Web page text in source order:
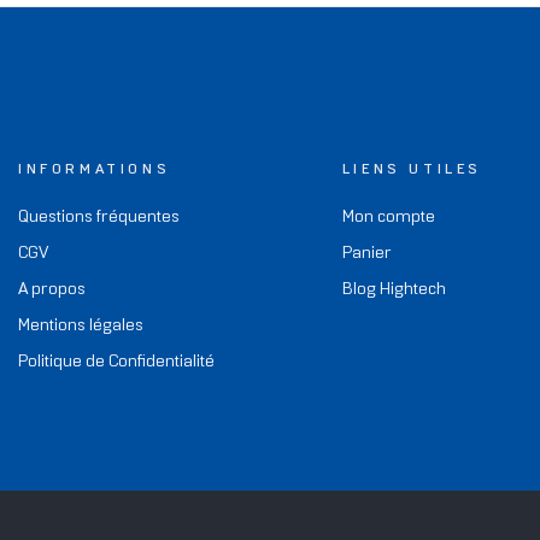
INFORMATIONS
Questions fréquentes
CGV
A propos
Mentions légales
Politique de Confidentialité
LIENS UTILES
Mon compte
Panier
Blog Hightech